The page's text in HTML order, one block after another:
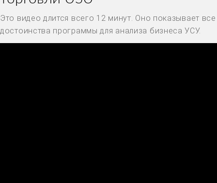
Это видео длится всего 12 минут. Оно показывает все
достоинства программы для анализа бизнеса УСУ.